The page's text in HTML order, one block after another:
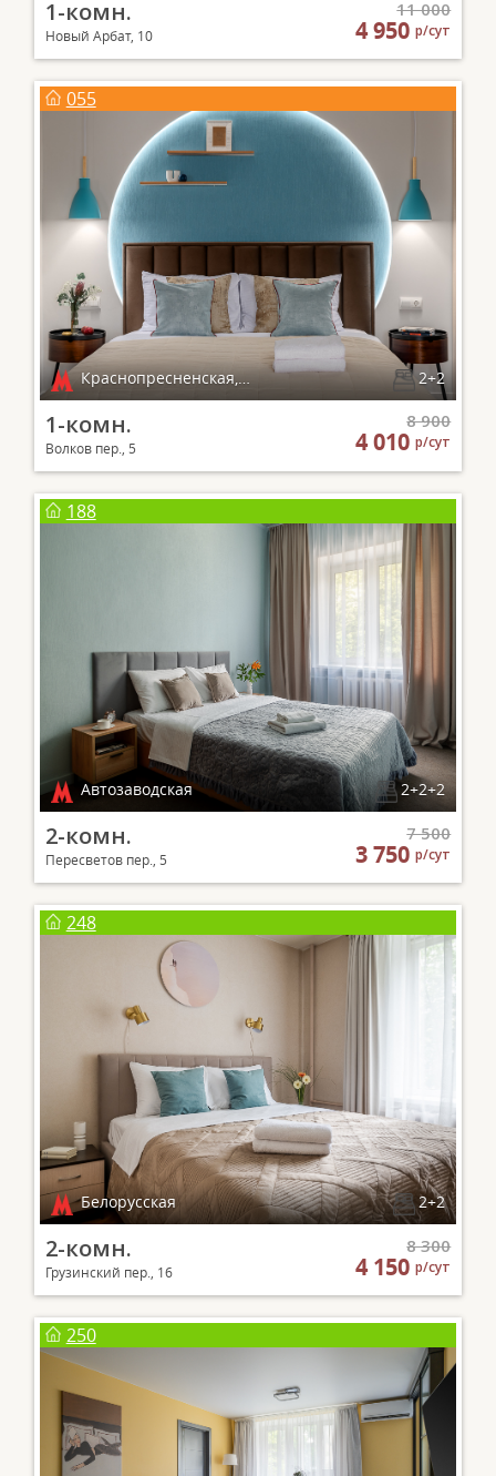
1-комн.
Новый Арбат, 10
11 000
4 950р/сут
055
Краснопресненская, Баррикадная 2+2
1-комн.
Волков пер., 5
8 900
4 010р/сут
188
Автозаводская 2+2+2
2-комн.
Пересветов пер., 5
7 500
3 750р/сут
248
Белорусская 2+2
2-комн.
Грузинский пер., 16
8 300
4 150р/сут
250